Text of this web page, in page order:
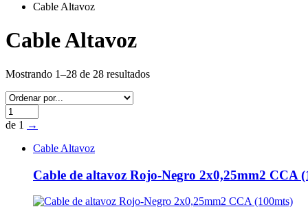
Cable Altavoz
Cable Altavoz
Mostrando 1–28 de 28 resultados
de 1 →
Cable Altavoz
Cable de altavoz Rojo-Negro 2x0,25mm2 CCA